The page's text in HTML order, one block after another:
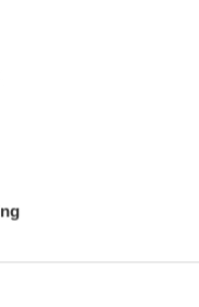
lørdag 16. desember